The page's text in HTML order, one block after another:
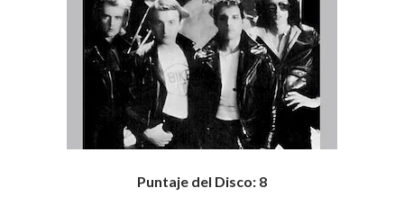
Puntaje del Disco: 8